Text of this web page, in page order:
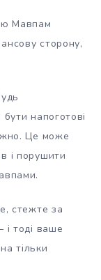
Мавпам
сторону,
напоготові
Це може
і порушити
стежте за
тоді ваше
тільки